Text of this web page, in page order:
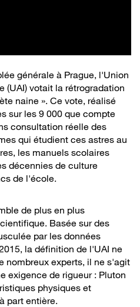
générale à Prague, l'Union
(UAI) votait la rétrogradation
naine ». Ce vote, réalisé
sur les 9 000 que compte
consultation réelle des
qui étudient ces astres au
les manuels scolaires
décennies de culture
de l'école.
de plus en plus
Basée sur des
par les données
la définition de l'UAI ne
nombreux experts, il ne s'agit
exigence de rigueur : Pluton
physiques et
part entière.